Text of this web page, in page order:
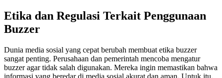
Etika dan Regulasi Terkait Penggunaan
Buzzer
Dunia media sosial yang cepat berubah membuat etika buzzer
sangat penting. Perusahaan dan pemerintah mencoba mengatur
buzzer agar tidak salah digunakan. Mereka ingin memastikan bahwa
informasi yang beredar di media sosial akurat dan aman. Untuk itu,